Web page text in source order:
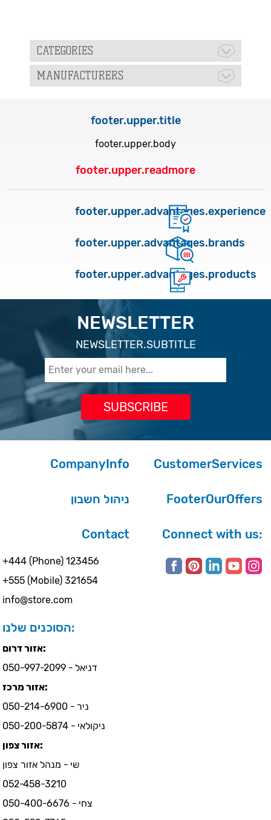
CATEGORIES
MANUFACTURERS
footer.upper.title
footer.upper.body
footer.upper.readmore
footer.upper.advantages.experience
footer.upper.advantages.brands
footer.upper.advantages.products
NEWSLETTER
NEWSLETTER.SUBTITLE
CompanyInfo CustomerServices
ניהול חשבון FooterOurOffers
Contact
+444 (Phone) 123456
+555 (Mobile) 321654
info@store.com
הסוכנים שלנו:
אזור דרום:
דניאל - 050-997-2099
אזור מרכז:
ניר - 050-214-6900
ניקולאי - 050-200-5874
אזור צפון:
שי - מנהל אזור צפון
052-458-3210
צחי - 050-400-6676
Connect with us: